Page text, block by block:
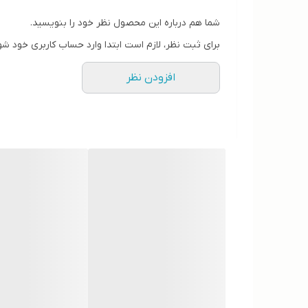
شما هم درباره این محصول نظر خود را بنویسید.
برای ثبت نظر، لازم است ابتدا وارد حساب کاربری خود
افزودن نظر